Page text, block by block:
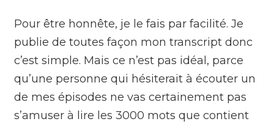
Pour être honnête, je le fais par facilité. Je
publie de toutes façon mon transcript donc
c’est simple. Mais ce n’est pas idéal, parce
qu’une personne qui hésiterait à écouter un
de mes épisodes ne vas certainement pas
s’amuser à lire les 3000 mots que contient